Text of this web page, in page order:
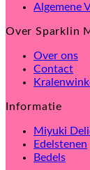
Algemene
Over Sparklin
Over ons
Contact
Informatie
Miyuki
Edelstenen
Bedels